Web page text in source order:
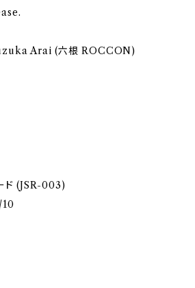
Arai (六根 ROCCON)
ド (JSR-003)